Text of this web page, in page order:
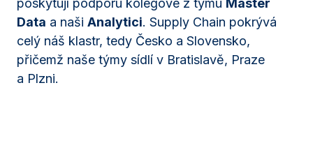
poskytují podporu kolegové z týmu Master
Data a naši Analytici. Supply Chain pokrývá
celý náš klastr, tedy Česko a Slovensko,
přičemž naše týmy sídlí v Bratislavě, Praze
a Plzni.